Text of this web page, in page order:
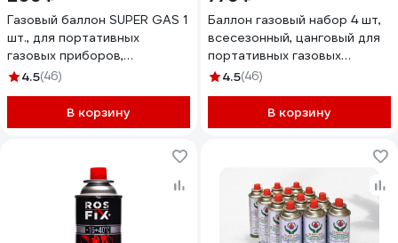
Газовый баллон SUPER GAS 1
шт., для портативных
газовых приборов,
всесезонный, цанговый, пр-
4.5(46)
В корзину
Баллон газовый набор 4 шт,
всесезонный, цанговый для
портативных газовых
приборов SUPER GAS
4.5(46)
В корзину